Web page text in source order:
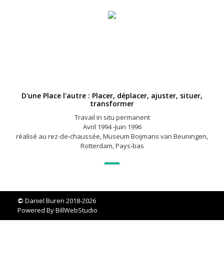
D'une Place l'autre : Placer, déplacer, ajuster, situer,
transformer
Travail in situ permanent
Avril 1994 -Juin 1996
réalisé au rez-de-chaussée, Museum Boijmans van Beuningen,
Rotterdam, Pays-bas
© Daniel Buren 2018-2026
Powered ByBillWebStudio